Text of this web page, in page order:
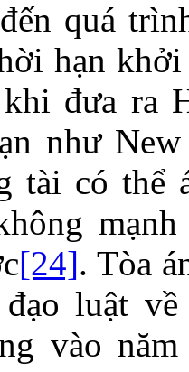
quá
hạn
đưa ra
như
tài có thể
[24]. Tòa
đạo luật
vào